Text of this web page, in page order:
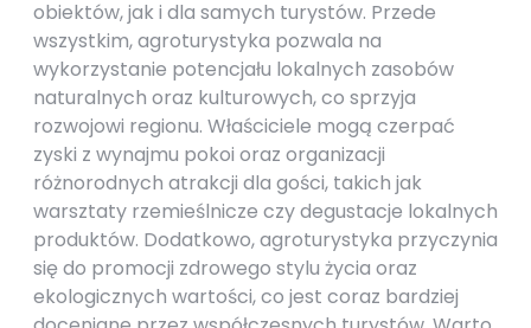
obiektów, jak i dla samych turystów. Przede
wszystkim, agroturystyka pozwala na
wykorzystanie potencjału lokalnych zasobów
naturalnych oraz kulturowych, co sprzyja
rozwojowi regionu. Właściciele mogą czerpać
zyski z wynajmu pokoi oraz organizacji
różnorodnych atrakcji dla gości, takich jak
warsztaty rzemieślnicze czy degustacje lokalnych
produktów. Dodatkowo, agroturystyka przyczynia
się do promocji zdrowego stylu życia oraz
ekologicznych wartości, co jest coraz bardziej